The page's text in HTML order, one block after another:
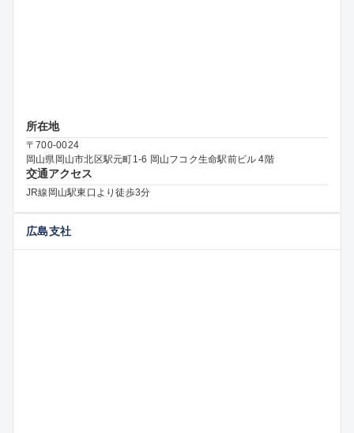
所在地
〒700-0024
岡山県岡山市北区駅元町1-6 岡山フコク生命駅前ビル 4階
交通アクセス
JR線岡山駅東口より徒歩3分
広島支社